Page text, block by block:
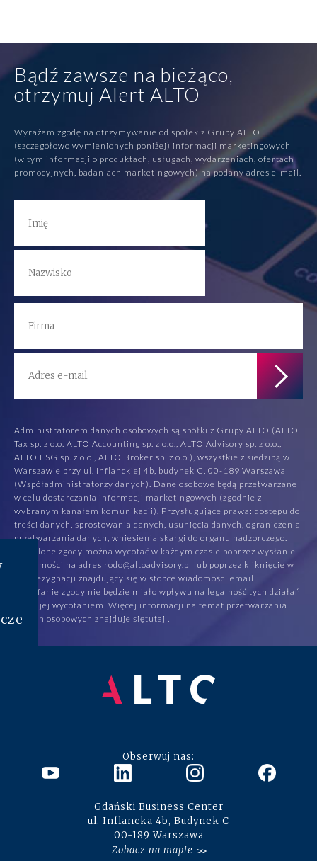
Bądź zawsze na bieżąco,
otrzymuj Alert ALTO
Wyrażam zgodę na otrzymywanie od spółek z Grupy ALTO
(szczegółowo wymienionych poniżej) informacji marketingowych
(w tym informacji o produktach, usługach, wydarzeniach, ofertach
promocyjnych, badaniach marketingowych) na podany adres e-mail.
Administratorem danych osobowych są spółki z Grupy ALTO (ALTO
Tax sp. z o.o. ALTO Accounting sp. z o.o., ALTO Advisory sp. z o.o.,
ALTO ESG sp. z o.o., ALTO Broker sp. z o.o.), wszystkie z siedzibą w
Warszawie przy ul. Inflanckiej 4b, budynek C, 00-189 Warszawa
(Współadministratorzy danych). Dane osobowe będą przetwarzane
w celu dostarczania informacji marketingowych (zgodnie z
wybranym kanałem komunikacji). Przysługujące prawa: dostępu do
treści danych, sprostowania danych, usunięcia danych, ograniczenia
przetwarzania danych, wniesienia skargi do organu nadzorczego.
Udzielone zgody można wycofać w każdym czasie poprzez wysłanie
wiadomości na adres rodo@altoadvisory.pl lub poprzez kliknięcie w
link rezygnacji znajdujący się w stopce wiadomości email.
Wycofanie zgody nie będzie miało wpływu na legalność tych działań
przed jej wycofaniem. Więcej informacji na temat przetwarzania
danych osobowych znajduje siętutaj .
Obserwuj nas:
Gdański Business Center
ul. Inflancka 4b, Budynek C
00-189 Warszawa
Zobacz na mapie